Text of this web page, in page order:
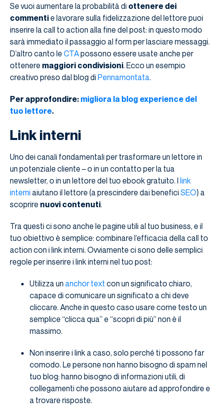
Se vuoi aumentare la probabilità di ottenere dei
commentie lavorare sulla fidelizzazione del lettore puoi
inserire la call to action alla fine del post: in questo modo
sarà immediato il passaggio al form per lasciare messaggi.
D’altro canto le CTApossono essere usate anche per
ottenere maggiori condivisioni. Ecco un esempio
creativo preso dal blog di Pennamontata.
Per approfondire: migliora la blog experience del
tuo lettore.
Link interni
Uno dei canali fondamentali per trasformare un lettore in
un potenziale cliente – o in un contatto per la tua
newsletter, o in un lettore del tuo ebook gratuito. I link
interni aiutano il lettore (a prescindere dai benefici SEO) a
scoprire nuovi contenuti.
Tra questi ci sono anche le pagine utili al tuo business, e il
tuo obiettivo è semplice: combinare l’efficacia della call to
action con i link interni. Ovviamente ci sono delle semplici
regole per inserire i link interni nel tuo post:
Utilizza un anchor text con un significato chiaro,
capace di comunicare un significato a chi deve
cliccare. Anche in questo caso usare come testo un
semplice “clicca qua” e “scopri di più” non è il
massimo.
Non inserire i link a caso, solo perché ti possono far
comodo. Le persone non hanno bisogno di spam nel
tuo blog: hanno bisogno di informazioni utili, di
collegamenti che possono aiutare ad approfondire e
a trovare risposte.